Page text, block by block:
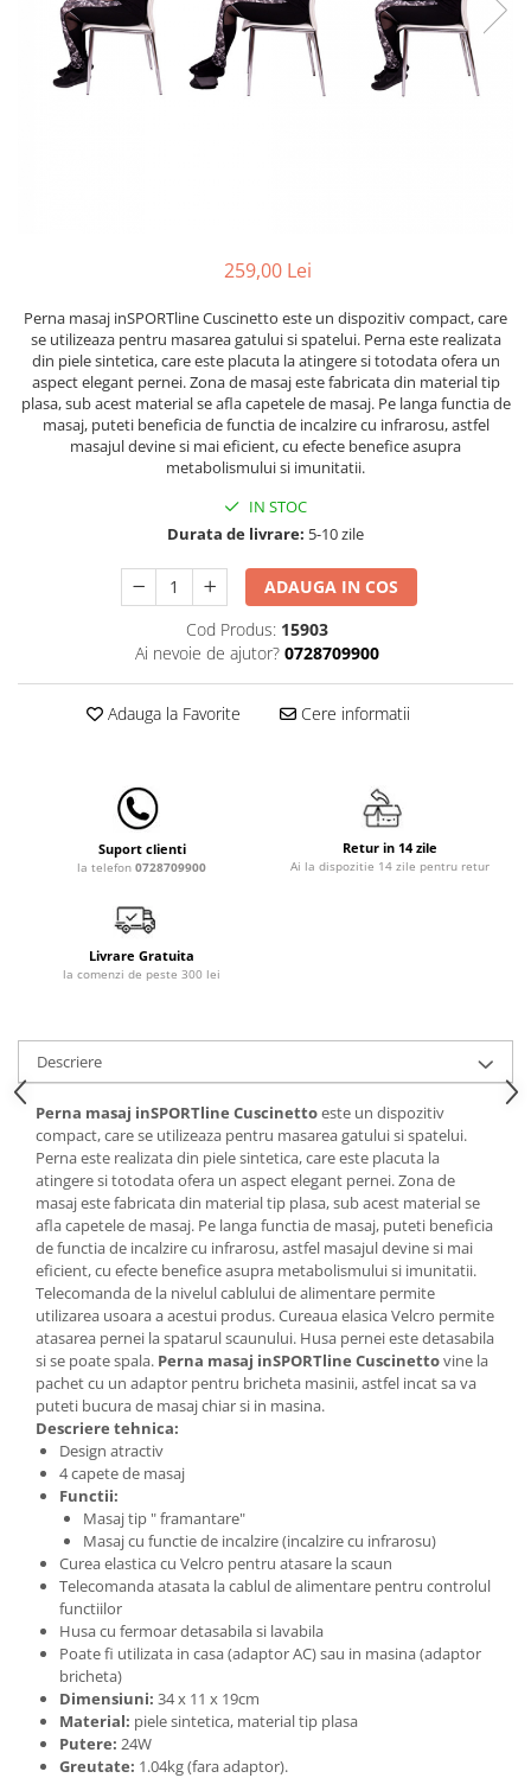
Lenjerii patut 140 x 70 cm
Lenjerie patuturi tineret
Baldachin patut
Dulap si cutii jucarii
Sac de dormit copii
Fotolii copii
Leagane & balansoare & sezlonguri
Mobilier Birou
Biciclete fara pedale
Masinute fara pedale
Scaune de biciclete copii
Alte Sporturi
Mingi fitness si medicinale
Termometre copii si bebe
259,00 Lei
Perna masaj inSPORTline Cuscinetto este un dispozitiv compact, care
se utilizeaza pentru masarea gatului si spatelui. Perna este realizata
din piele sintetica, care este placuta la atingere si totodata ofera un
aspect elegant pernei. Zona de masaj este fabricata din material tip
plasa, sub acest material se afla capetele de masaj. Pe langa functia de
masaj, puteti beneficia de functia de incalzire cu infrarosu, astfel
masajul devine si mai eficient, cu efecte benefice asupra
metabolismului si imunitatii.
IN STOC
Durata de livrare: 5-10 zile
ADAUGA IN COS
Cod Produs: 15903
Ai nevoie de ajutor? 0728709900
Adauga la Favorite Cere informatii
Suport clienti
la telefon 0728709900
Retur in 14 zile
Ai la dispozitie 14 zile pentru retur
Livrare Gratuita
la comenzi de peste 300 lei
Descriere
Perna masaj inSPORTline Cuscinettoeste un dispozitiv
compact, care se utilizeaza pentru masarea gatului si spatelui.
Perna este realizata din piele sintetica, care este placuta la
atingere si totodata ofera un aspect elegant pernei. Zona de
masaj este fabricata din material tip plasa, sub acest material se
afla capetele de masaj. Pe langa functia de masaj, puteti beneficia
de functia de incalzire cu infrarosu, astfel masajul devine si mai
eficient, cu efecte benefice asupra metabolismului si imunitatii.
Telecomanda de la nivelul cablului de alimentare permite
utilizarea usoara a acestui produs. Cureaua elasica Velcro permite
atasarea pernei la spatarul scaunului. Husa pernei este detasabila
si se poate spala. Perna masaj inSPORTline Cuscinettovine la
pachet cu un adaptor pentru bricheta masinii, astfel incat sa va
puteti bucura de masaj chiar si in masina.
Descriere tehnica:
Design atractiv
4 capete de masaj
Functii:
Masaj tip " framantare"
Masaj cu functie de incalzire (incalzire cu infrarosu)
Curea elastica cu Velcro pentru atasare la scaun
Telecomanda atasata la cablul de alimentare pentru controlul
functiilor
Husa cu fermoar detasabila si lavabila
Poate fi utilizata in casa (adaptor AC) sau in masina (adaptor
bricheta)
Dimensiuni: 34 x 11 x 19cm
Material: piele sintetica, material tip plasa
Putere: 24W
Greutate: 1.04kg (fara adaptor).